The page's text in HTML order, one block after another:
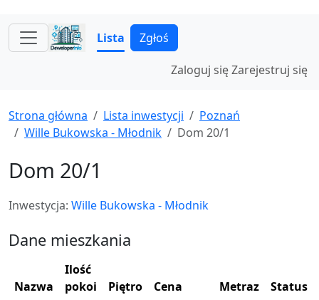
Lista Zgłoś
Zaloguj sięZarejestruj się
Strona główna Lista inwestycji
Poznań
Wille Bukowska - Młodnik
Dom 20/1
Dom 20/1
Inwestycja: Wille Bukowska - Młodnik
Dane mieszkania
Nazwa
Ilość
pokoi
Piętro Cena Metraz
Status